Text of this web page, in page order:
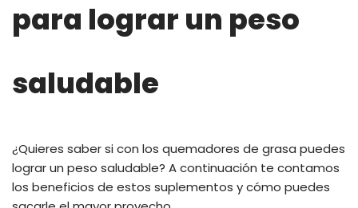
para lograr un peso
saludable
¿Quieres saber si con los quemadores de grasa puedes
lograr un peso saludable? A continuación te contamos
los beneficios de estos suplementos y cómo puedes